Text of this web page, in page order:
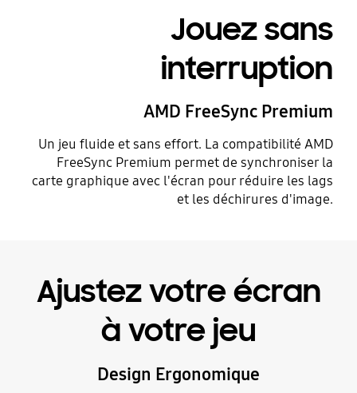
Jouez sans
interruption
AMD FreeSync Premium
Un jeu fluide et sans effort. La compatibilité AMD
FreeSync Premium permet de synchroniser la
carte graphique avec l'écran pour réduire les lags
et les déchirures d'image.
Ajustez votre écran
à votre jeu
Design Ergonomique